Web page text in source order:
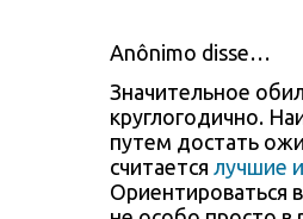
Anônimo disse…
Значительное
круглогодично.
путем достать
считается лучшие
Ориентироваться